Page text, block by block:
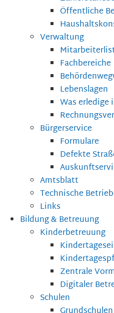
Öffentliche
Verwaltung
Fachbereiche
Lebenslagen
Was erledige
Bürgerservice
Formulare
Defekte
Amtsblatt
Technische
Links
Bildung & Betreuung
Kinderbetreuung
Zentrale
Digitaler
Schulen